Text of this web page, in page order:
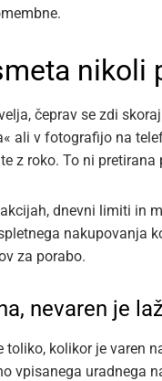
nikoli
čeprav se zdi
ali v fotografijo na
z roko. To ni
dnevni limiti in
nakupovanja
za porabo.
nevaren je
kolikor je varen
vpisanega uradnega